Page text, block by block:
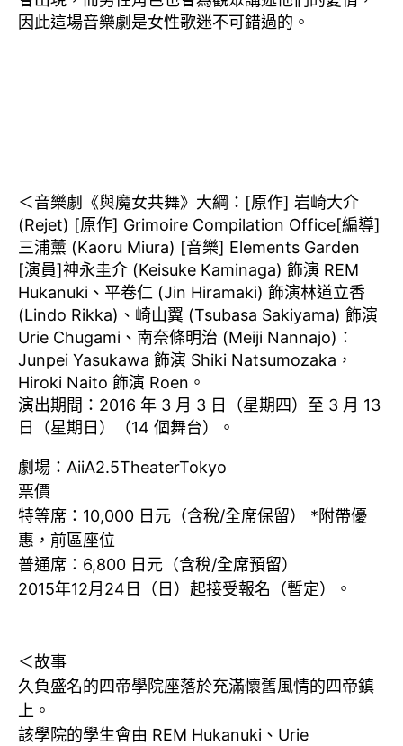
因此這場音樂劇是女性歌迷不可錯過的。
＜音樂劇《與魔女共舞》 大綱 ： [原作] 岩崎大介
(Rejet) [原作] Grimoire Compilation Office[編導]
三浦薰 (Kaoru Miura) [音樂] Elements Garden
[演員]神永圭介 (Keisuke Kaminaga) 飾演 REM
Hukanuki、平卷仁 (Jin Hiramaki) 飾演林道立香
(Lindo Rikka)、崎山翼 (Tsubasa Sakiyama) 飾演
Urie Chugami、南奈條明治 (Meiji Nannajo)：
Junpei Yasukawa 飾演 Shiki Natsumozaka，
Hiroki Naito 飾演 Roen。
演出期間：2016 年 3 月 3 日（星期四）至 3 月 13
日（星期日）（14 個舞台）。
劇場：AiiA2.5TheaterTokyo
票價
特等席：10,000 日元（含稅/全席保留） *附帶優
惠，前區座位
普通席：6,800 日元（含稅/全席預留）
2015年12月24日（日）起接受報名（暫定）。
＜故事
久負盛名的四帝學院座落於充滿懷舊風情的四帝鎮
上。
該學院的學生會由 REM Hukanuki、Urie